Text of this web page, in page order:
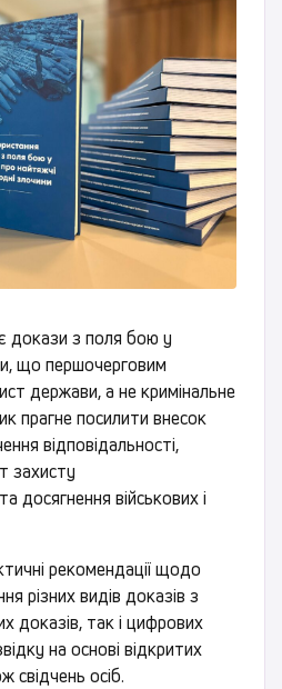
докази з поля бою у
що першочерговим
держави, а не кримінальне
прагне посилити внесок
відповідальності,
захисту
досягнення військових і
рекомендації щодо
різних видів доказів з
доказів, так і цифрових
на основі відкритих
свідчень осіб.